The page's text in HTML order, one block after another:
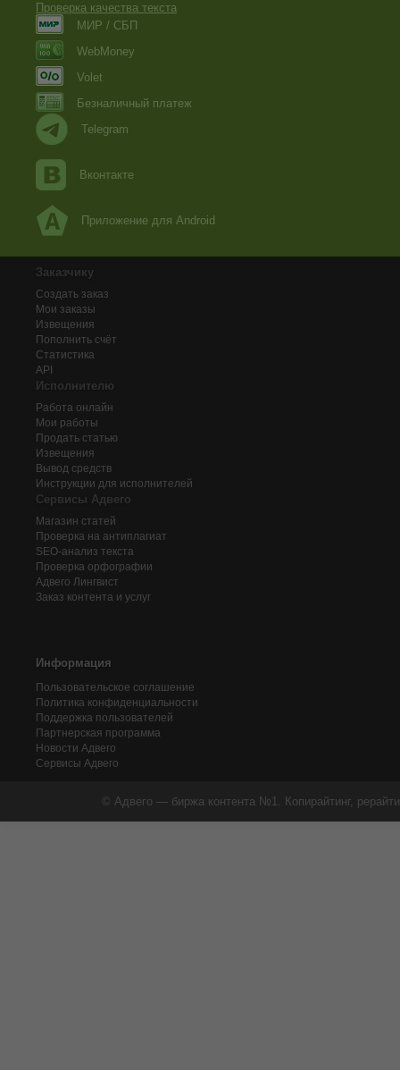
Проверка качества текста
МИР / СБП
WebMoney
Volet
Безналичный платеж
Telegram
Вконтакте
Приложение для Android
Заказчику
Создать заказ
Мои заказы
Извещения
Пополнить счёт
Статистика
API
Исполнителю
Работа онлайн
Мои работы
Продать статью
Извещения
Вывод средств
Инструкции для исполнителей
Сервисы Адвего
Магазин статей
Проверка на антиплагиат
SEO-анализ текста
Проверка орфографии
Адвего Лингвист
Заказ контента и услуг
Информация
Пользовательское соглашение
Политика конфиденциальности
Поддержка пользователей
Партнерская программа
Новости Адвего
Сервисы Адвего
© Адвего — биржа контента №1. Копирайтинг,